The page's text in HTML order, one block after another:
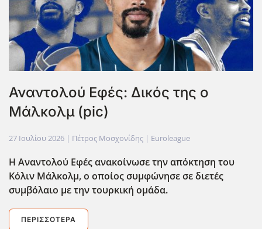
Αναντολού Εφές: Δικός της ο
Μάλκολμ (pic)
27 Ιουλίου 2026 | Πέτρος Μοσχονίδης | Euroleague
Η Αναντολού Εφές ανακοίνωσε την απόκτηση του
Κόλιν Μάλκολμ, ο οποίος συμφώνησε σε διετές
συμβόλαιο με την τουρκική ομάδα.
ΠΕΡΙΣΣΌΤΕΡΑ